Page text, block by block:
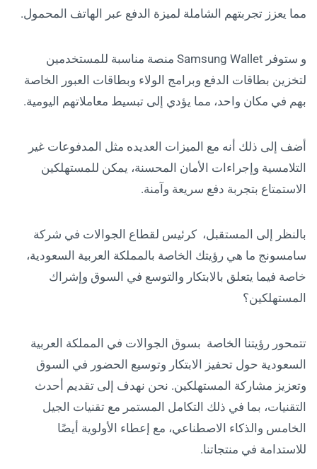
مما يعزز تجربتهم الشاملة لميزة الدفع عبر الهاتف المحمول.
و ستوفر Samsung Wallet منصة مناسبة للمستخدمين
لتخزين بطاقات الدفع وبرامج الولاء وبطاقات العبور الخاصة
بهم في مكان واحد، مما يؤدي إلى تبسيط معاملاتهم اليومية.
أضف إلى ذلك أنه مع الميزات العديده مثل المدفوعات غير
التلامسية وإجراءات الأمان المحسنة، يمكن للمستهلكين
الاستمتاع بتجربة دفع سريعة وآمنة.
بالنظر إلى المستقبل، كرئيس لقطاع الجوالات في شركة
سامسونج ما هي رؤيتك الخاصة بالمملكة العربية السعودية،
خاصة فيما يتعلق بالابتكار والتوسع في السوق وإشراك
المستهلكين؟
تتمحور رؤيتنا الخاصة بسوق الجوالات في المملكة العربية
السعودية حول تحفيز الابتكار وتوسيع الحضور في السوق
وتعزيز مشاركة المستهلكين. نحن نهدف إلى تقديم أحدث
التقنيات، بما في ذلك التكامل المستمر مع تقنيات الجيل
الخامس والذكاء الاصطناعي، مع إعطاء الأولوية أيضًا
للاستدامة في منتجاتنا.